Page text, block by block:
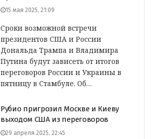
15 мая 2025, 21:09
Сроки возможной встречи
президентов США и России
Дональда Трампа и Владимира
Путина будут зависеть от итогов
переговоров России и Украины в
пятницу в Стамбуле. Об…
Рубио пригрозил Москве и Киеву
выходом США из переговоров
29 апреля 2025, 22:45